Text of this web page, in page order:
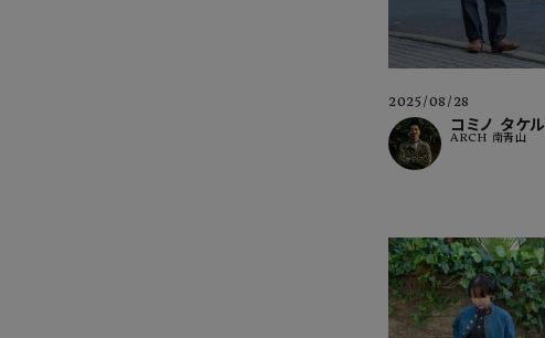
2025/08/28
コミノ タケル
ARCH 南青山